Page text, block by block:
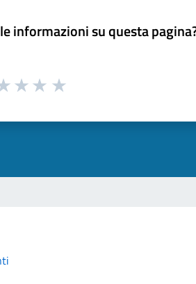
informazioni su questa